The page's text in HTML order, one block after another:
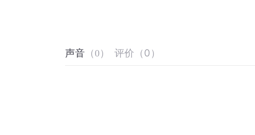
声音 （0） 评价 （0 ）